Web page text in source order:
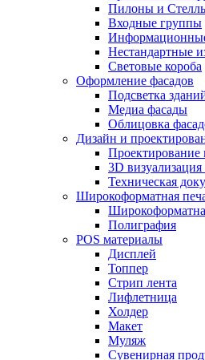
Пилоны и
Входные группы
Нестандартные
Световые короба
Оформление фасадов
Подсветка
Медиа фасады
Облицовка
Дизайн и
Проектирование
3D визуализация
Техническая
Широкоформатная
Полиграфия
POS материалы
Дисплей
Топпер
Стрип лента
Лифлетница
Холдер
Макет
Муляж
Сувенирная